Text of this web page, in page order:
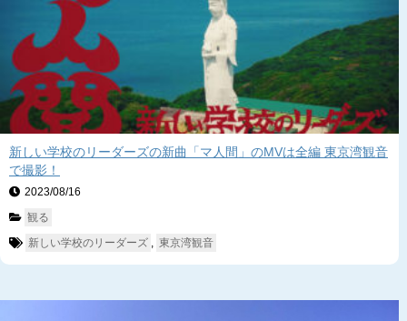
新しい学校のリーダーズの新曲「マ人間」のMVは全編 東京湾観音
で撮影！
2023/08/16
観る
新しい学校のリーダーズ
東京湾観音